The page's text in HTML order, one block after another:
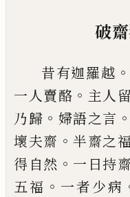
破
昔有迦羅越
一人賣酪 。 主人
乃歸 。 婦語之言 。
壞夫齋 。半齋之
得自然 。 一日持
五福 。 一者少病